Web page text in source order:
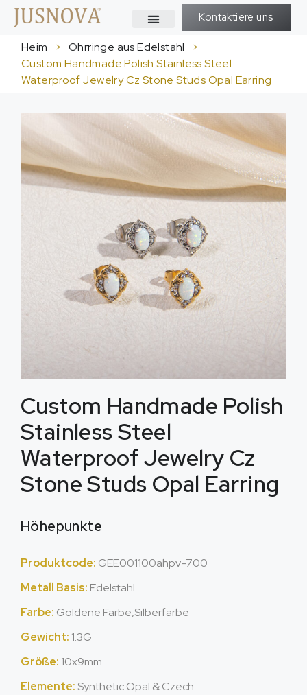
Kontaktiere uns
Heim > Ohrringe aus Edelstahl
>
Custom Handmade Polish Stainless Steel
Waterproof Jewelry Cz Stone Studs Opal Earring
Custom Handmade Polish
Stainless Steel
Waterproof Jewelry Cz
Stone Studs Opal Earring
Höhepunkte
Produktcode: GEE001100ahpv-700
Metall Basis: Edelstahl
Farbe: Goldene Farbe,Silberfarbe
Gewicht: 1.3G
Größe: 10x9mm
Elemente: Synthetic Opal & Czech